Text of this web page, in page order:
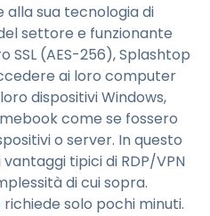
alla sua tecnologia di
settore e funzionante
SSL (AES-256), Splashtop
ai loro computer
dispositivi Windows,
come se fossero
o server. In questo
tipici di RDP/VPN
di cui sopra.
solo pochi minuti.